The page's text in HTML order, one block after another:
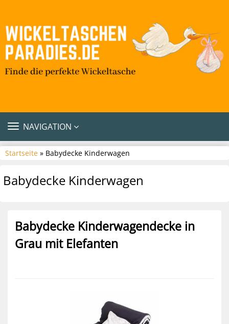
TOGGLE
NAVIGATION
Startseite » Babydecke Kinderwagen
Babydecke Kinderwagen
Babydecke Kinderwagendecke in
Grau mit Elefanten